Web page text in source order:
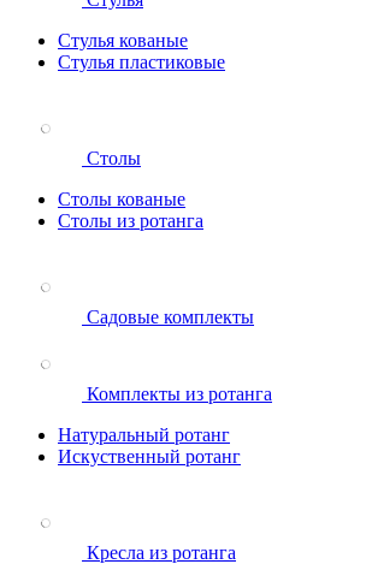
Стулья кованые
Стулья пластиковые
Столы
Столы кованые
Столы из ротанга
Садовые комплекты
Комплекты из ротанга
Натуральный ротанг
Искуственный ротанг
Кресла из ротанга